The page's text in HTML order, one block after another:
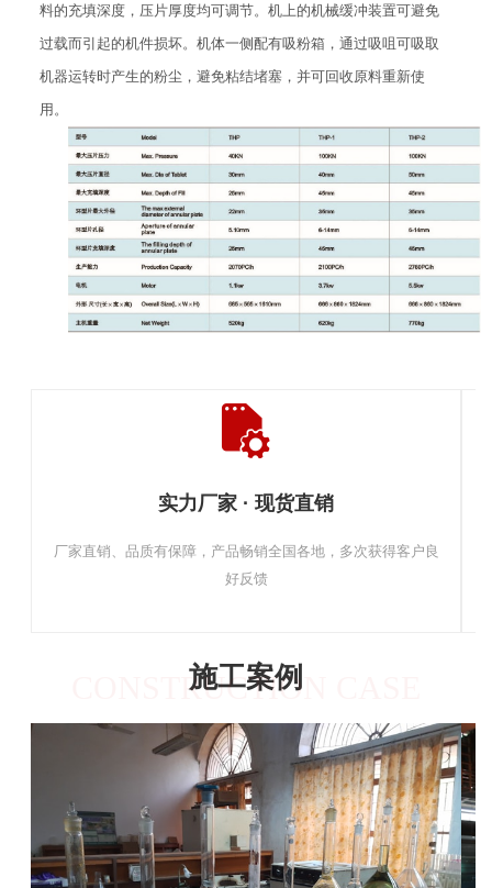
料的充填深度，压片厚度均可调节。机上的机械缓冲装置可避免
过载而引起的机件损坏。机体一侧配有吸粉箱，通过吸咀可吸取
机器运转时产生的粉尘，避免粘结堵塞，并可回收原料重新使
用。
实力厂家 · 现货直销
厂家直销、品质有保障，产品畅销全国各地，多次获得客户良
好反馈
施工案例
CONSTRUCTION CASE